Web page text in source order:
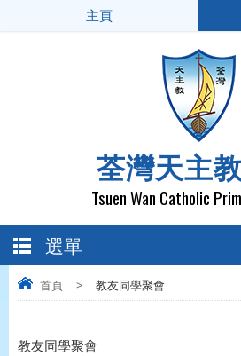
荃灣天主
Tsuen Wan Catholic
主頁
選單
首頁 > 教友同學聚會
教友同學聚會